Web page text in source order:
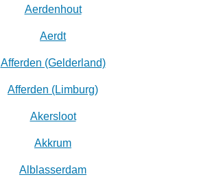
Aerdenhout
Aerdt
Afferden (Gelderland)
Afferden (Limburg)
Akersloot
Akkrum
Alblasserdam